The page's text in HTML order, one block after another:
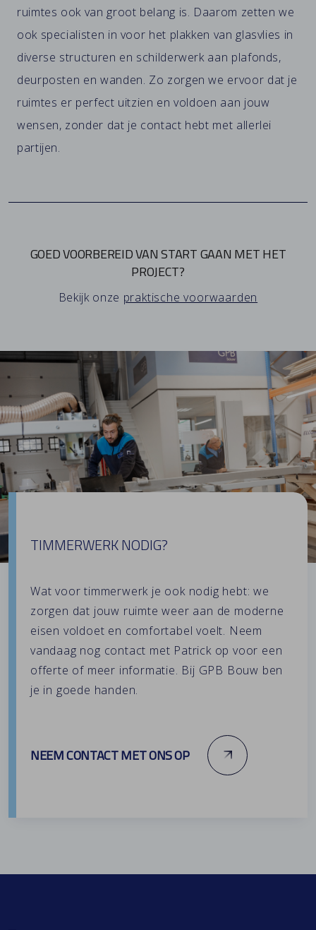
ruimtes ook van groot belang is. Daarom zetten we
ook specialisten in voor het plakken van glasvlies in
diverse structuren en schilderwerk aan plafonds,
deurposten en wanden. Zo zorgen we ervoor dat je
ruimtes er perfect uitzien en voldoen aan jouw
wensen, zonder dat je contact hebt met allerlei
partijen.
GOED VOORBEREID VAN START GAAN MET HET
PROJECT?
Bekijk onze praktische voorwaarden
TIMMERWERK NODIG?
Wat voortimmerwerk je ook nodig hebt: we
zorgen dat jouw ruimte weer aan de moderne
eisen voldoet en comfortabel voelt. Neem
vandaag nog contact met Patrick op voor een
offerte of meer informatie. Bij GPB Bouw ben
je in goede handen.
NEEM CONTACT MET ONS OP